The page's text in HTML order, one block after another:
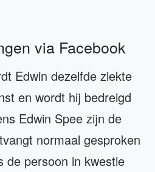
via Facebook
Edwin dezelfde ziekte
en wordt hij bedreigd
Edwin Spee zijn de
normaal gesproken
de persoon in kwestie